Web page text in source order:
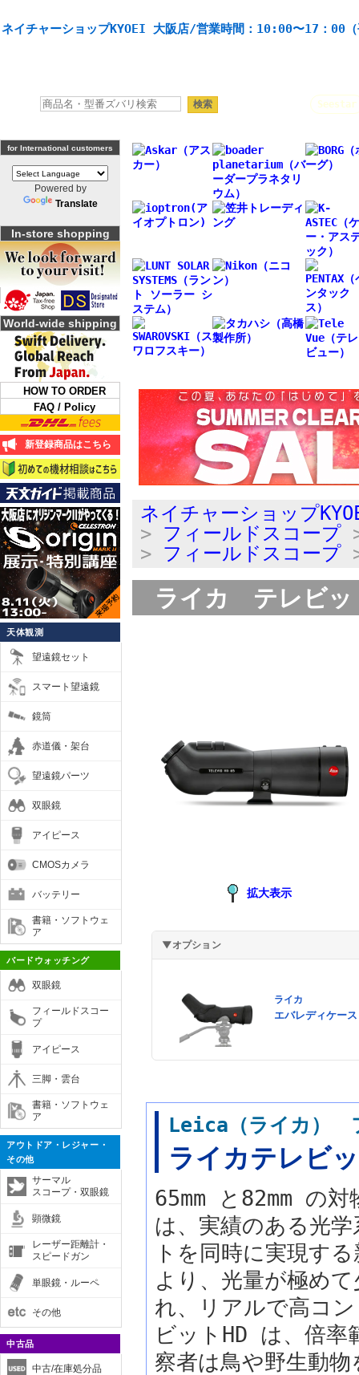
ネイチャーショップKYOEI 大阪店/営業時間：10:00〜17：00（
Seestar
for International customers
Powered by
Translate
In-store shopping
World-wide shipping
HOW TO ORDER
FAQ / Policy
新登録商品はこちら
天体観測
望遠鏡セット
スマート望遠鏡
鏡筒
赤道儀・架台
望遠鏡パーツ
双眼鏡
アイピース
CMOSカメラ
バッテリー
書籍・ソフトウェ
ア
バードウォッチング
双眼鏡
フィールドスコー
プ
アイピース
三脚・雲台
書籍・ソフトウェ
ア
アウトドア・レジャー・
その他
サーマル
スコープ・双眼鏡
顕微鏡
レーザー距離計・
スピードガン
単眼鏡・ルーペ
その他
中古品
中古/在庫処分品
ネイチャーショップ
> フィールドスコープ
> フィールドスコープ
ライカ テレビ
拡大表示
▼オプション
ライカ
エバレディケー
Leica（ライカ）
ライカテレビ
65mm と82mm の
は、実績のある光
トを同時に実現す
より、光量が極め
れ、リアルで高コ
ビットHD は、倍率
察者は鳥や野生動